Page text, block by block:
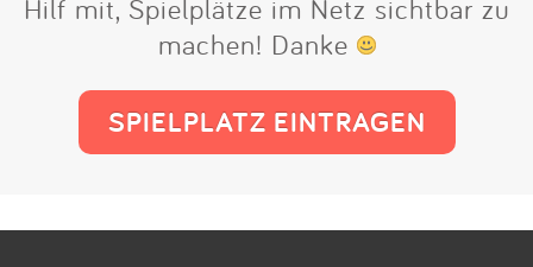
Hilf mit, Spielplätze im Netz sichtbar zu
machen! Danke
SPIELPLATZ EINTRAGEN